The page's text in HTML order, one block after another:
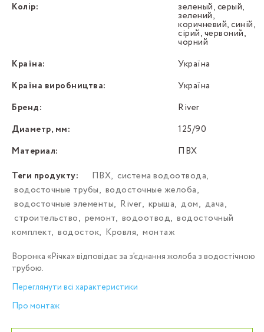
Колір: зеленый, серый,
зелений,
коричневий, синій,
сірий, червоний,
чорний
Країна:
Україна
Країна виробництва:
Україна
Бренд:
River
Диаметр, мм:
125/90
Материал:
ПВХ
Теги продукту:
ПВХ, система водоотвода,
водосточные трубы, водосточные желоба,
водосточные элементы, River, крыша, дом, дача,
строительство, ремонт, водоотвод, водосточный
комплект, водосток, Кровля, монтаж
Воронка «Річка» відповідає за з’єднання жолоба з водостічною
трубою.
Переглянути всі характеристики
Про монтаж